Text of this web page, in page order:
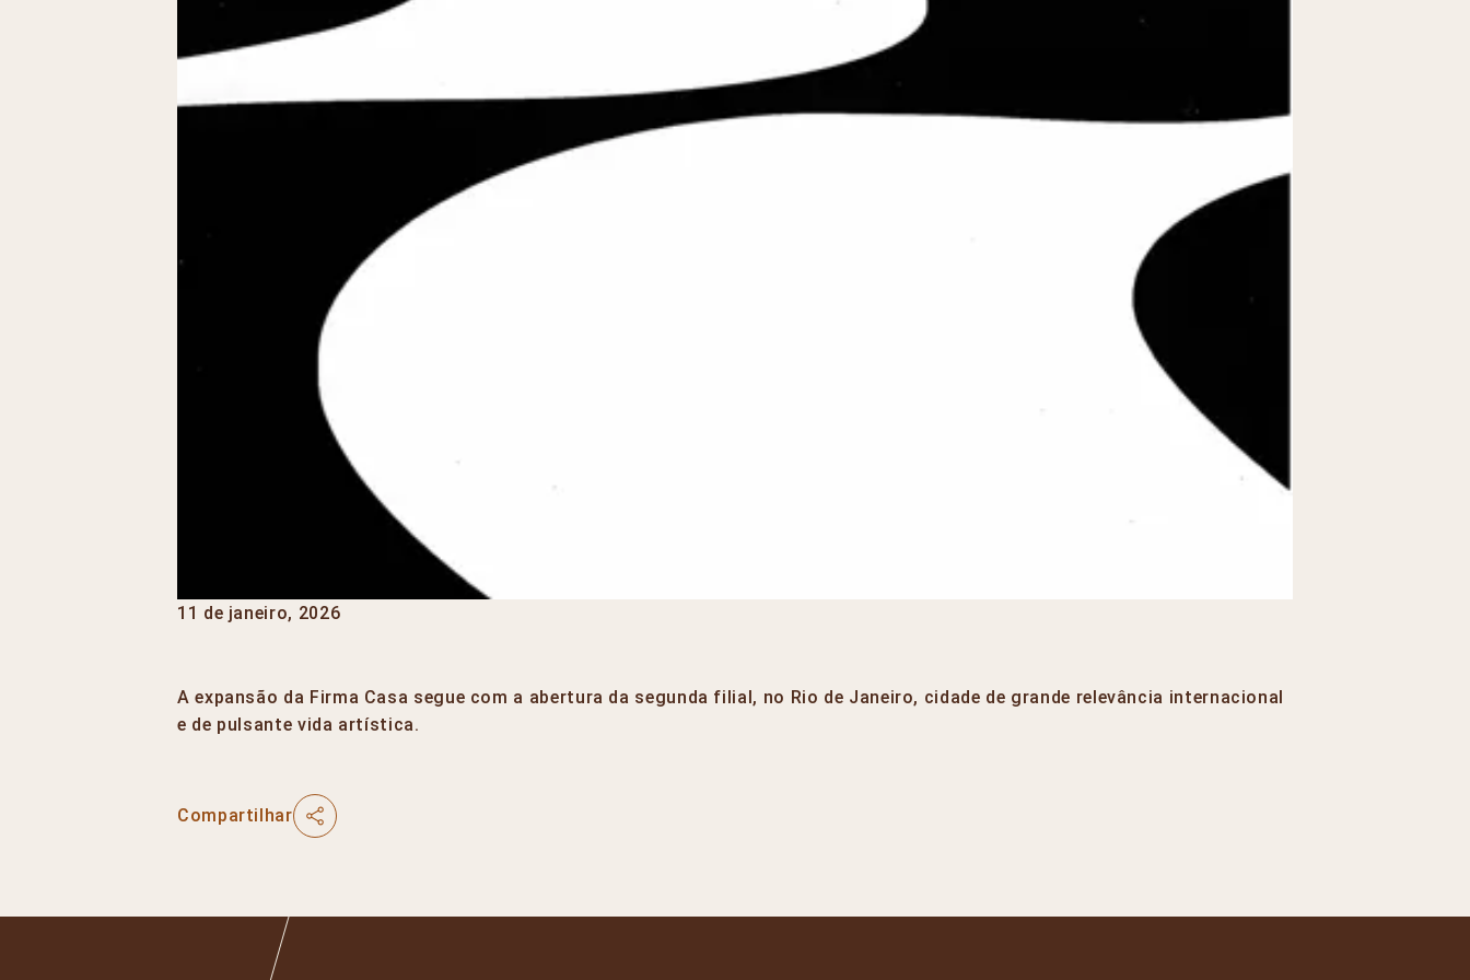
11 de janeiro, 2026
A expansão da Firma Casa segue com a abertura da segunda filial, no Rio de Janeiro, cidade de grande relevância internacional
e de pulsante vida artística.
Compartilhar